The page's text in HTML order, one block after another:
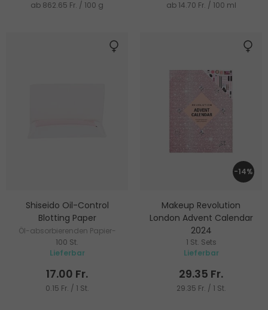
ab 862.65 Fr. / 100 g ab 14.70 Fr. / 100 ml
Shiseido Oil-Control
Blotting Paper
Öl-absorbierenden Papier-
Tissues
100 St.
Lieferbar
17.00 Fr.
0.15 Fr. / 1 St.
-14%
Makeup Revolution
London Advent Calendar
2024
Beauty Set
1 St. Sets
Lieferbar
29.35 Fr.
29.35 Fr. / 1 St.